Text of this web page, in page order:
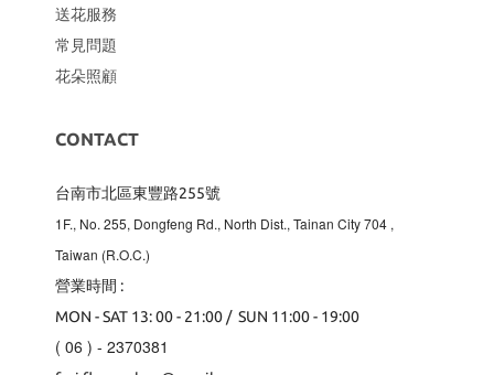
送花服務
常見問題
花朵照顧
CONTACT
台南市北區東豐路255號
1F., No. 255, Dongfeng Rd., North Dist., Tainan City 704 ,
Taiwan (R.O.C.)
營業時間 :
MON - SAT 13: 00 - 21:00 / SUN 11:00 - 19:00
( 06 ) - 2370381